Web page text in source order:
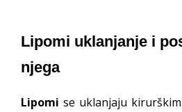
Lipomi uklanjanje i
njega
Lipomi se uklanjaju